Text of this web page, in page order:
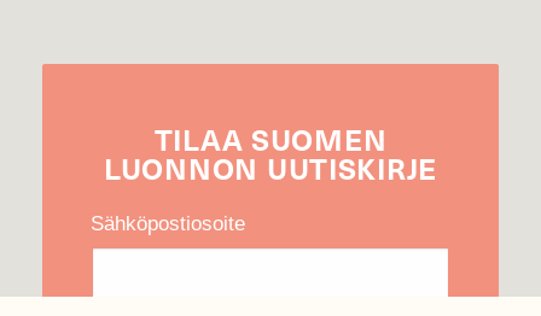
TILAA SUOMEN
LUONNON UUTIS­KIRJE
Sähköpostiosoite